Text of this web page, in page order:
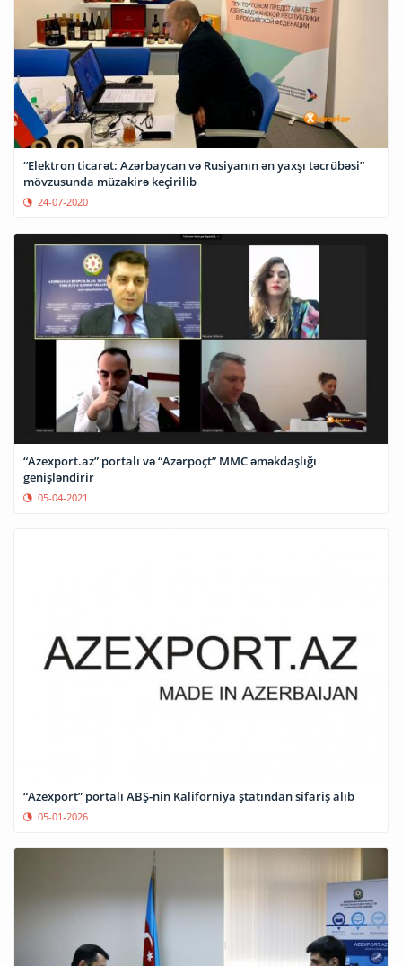
“Elektron ticarət: Azərbaycan və Rusiyanın ən yaxşı təcrübəsi”
mövzusunda müzakirə keçirilib
24-07-2020
“Azexport.az” portalı və “Azərpoçt” MMC əməkdaşlığı
genişləndirir
05-04-2021
“Azexport” portalı ABŞ-nin Kaliforniya ştatından sifariş alıb
05-01-2026